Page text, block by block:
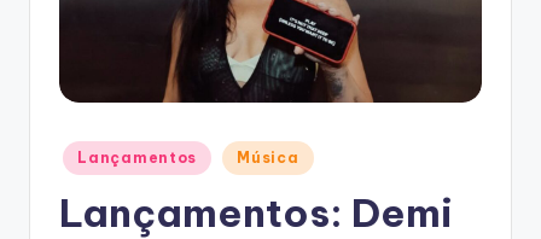
Posted
in
Lançamentos Música
Lançamentos: Demi